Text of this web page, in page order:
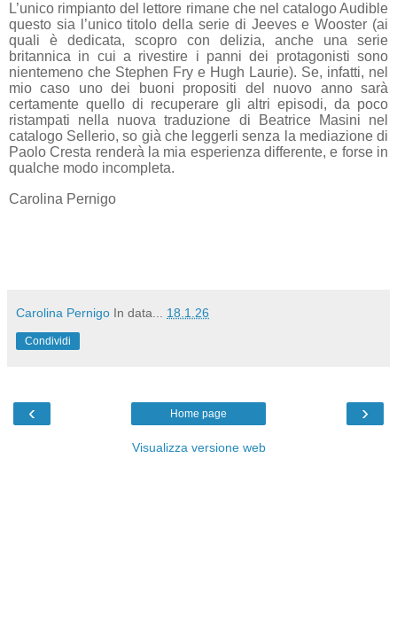
L’unico rimpianto del lettore rimane che nel catalogo Audible
questo sia l’unico titolo della serie di Jeeves e Wooster (ai
quali è dedicata, scopro con delizia, anche una serie
britannica in cui a rivestire i panni dei protagonisti sono
nientemeno che Stephen Fry e Hugh Laurie). Se, infatti, nel
mio caso uno dei buoni propositi del nuovo anno sarà
certamente quello di recuperare gli altri episodi, da poco
ristampati nella nuova traduzione di Beatrice Masini nel
catalogo Sellerio, so già che leggerli senza la mediazione di
Paolo Cresta renderà la mia esperienza differente, e forse in
qualche modo incompleta.
Carolina Pernigo
Carolina Pernigo In data... 18.1.26
Condividi
‹ ›
Home page
Visualizza versione web